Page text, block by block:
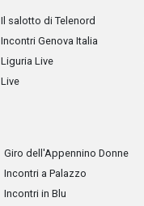
Il salotto di Telenord
Incontri Genova Italia
Liguria Live
Live
Giro dell'Appennino Donne
Incontri a Palazzo
Incontri in Blu